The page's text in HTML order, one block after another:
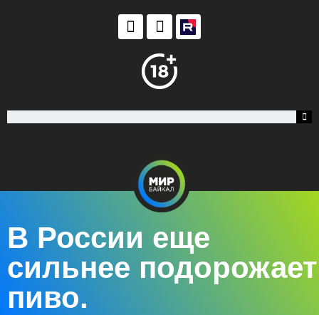
В России еще
сильнее подорожает
пиво.